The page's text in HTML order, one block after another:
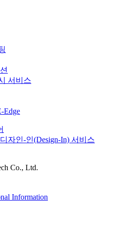
서비스
Edge
자인-인(Design-In) 서비스
Co., Ltd.
Information